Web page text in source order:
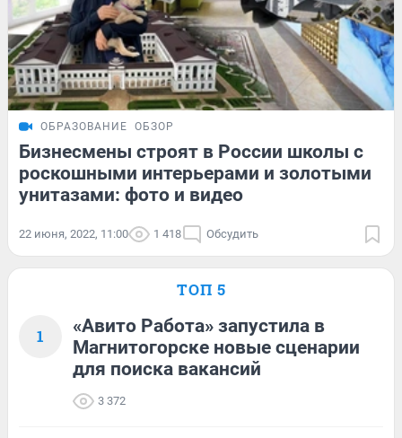
ОБРАЗОВАНИЕ ОБЗОР
Бизнесмены строят в России школы с
роскошными интерьерами и золотыми
унитазами: фото и видео
22 июня, 2022, 11:00 1 418 Обсудить
ТОП 5
1
«Авито Работа» запустила в
Магнитогорске новые сценарии
для поиска вакансий
3 372